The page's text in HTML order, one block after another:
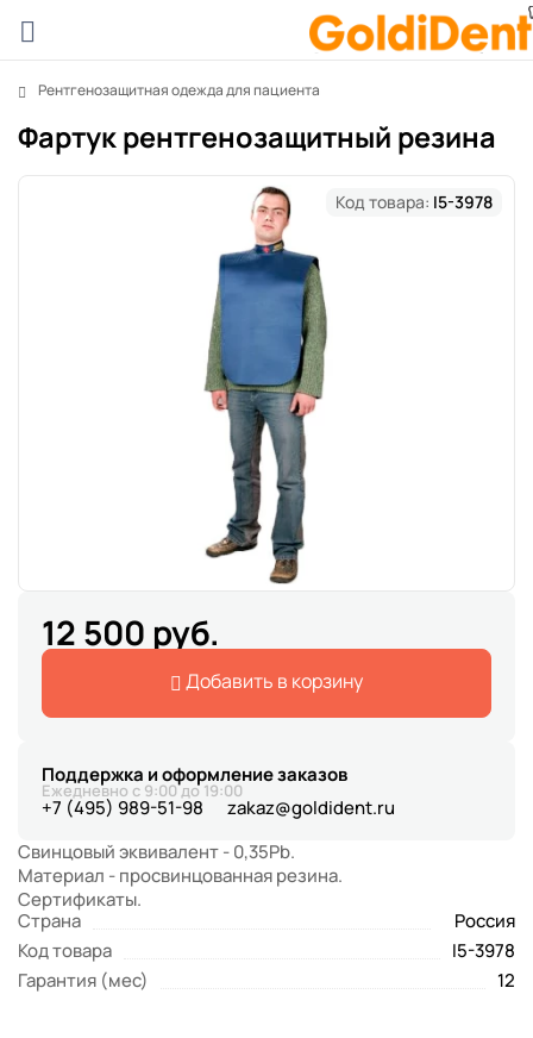
Рентгенозащитная одежда для пациента
Фартук рентгенозащитный резина
Код товара: I5-3978
Свинцовый эквивалент - 0,35Pb.
Материал - просвинцованная резина.
Сертификаты.
Страна
Россия
Код товара
I5-3978
Гарантия (мес)
12
12 500 руб.
Добавить в корзину
Поддержка и оформление заказов
Ежедневно с 9:00 до 19:00
+7 (495) 989-51-98 zakaz@goldident.ru